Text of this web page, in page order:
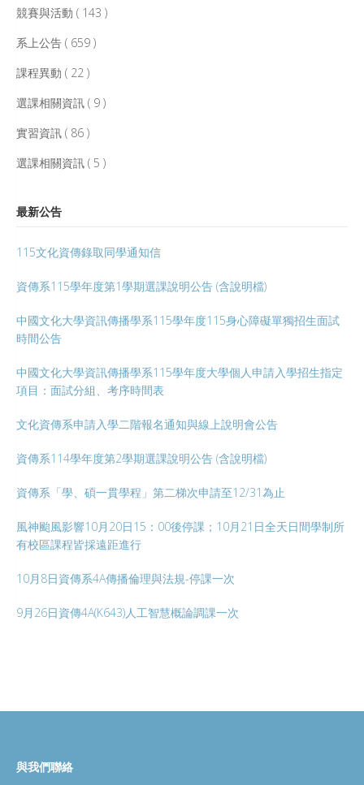
競賽與活動 ( 143 )
系上公告 ( 659 )
課程異動 ( 22 )
選課相關資訊 ( 9 )
實習資訊 ( 86 )
選課相關資訊 ( 5 )
最新公告
115文化資傳錄取同學通知信
資傳系115學年度第1學期選課說明公告 (含說明檔)
中國文化大學資訊傳播學系115學年度115身心障礙單獨招生面試
時間公告
中國文化大學資訊傳播學系115學年度大學個人申請入學招生指定
項目：面試分組、考序時間表
文化資傳系申請入學二階報名通知與線上說明會公告
資傳系114學年度第2學期選課說明公告 (含說明檔)
資傳系「學、碩一貫學程」第二梯次申請至12/31為止
風神颱風影響10月20日15：00後停課；10月21日全天日間學制所
有校區課程皆採遠距進行
10月8日資傳系4A傳播倫理與法規-停課一次
9月26日資傳4A(K643)人工智慧概論調課一次
與我們聯絡